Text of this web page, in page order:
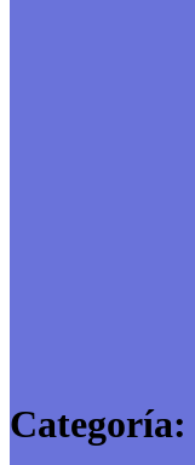
Categoría: